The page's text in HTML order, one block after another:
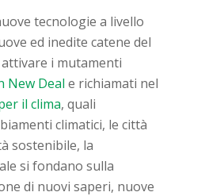
tecnologie a livello
ed inedite catene del
i mutamenti
New Deal e richiamati nel
il clima, quali
climatici, le città
sostenibile, la
si fondano sulla
di nuovi saperi, nuove